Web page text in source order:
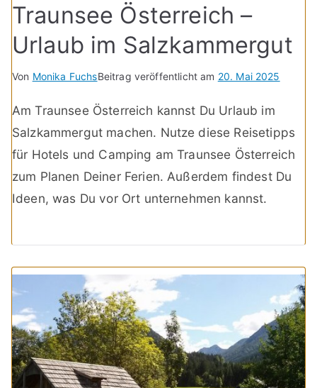
Traunsee Österreich –
Urlaub im Salzkammergut
Von Monika FuchsBeitrag veröffentlicht am 20. Mai 2025
Am Traunsee Österreich kannst Du Urlaub im
Salzkammergut machen. Nutze diese Reisetipps
für Hotels und Camping am Traunsee Österreich
zum Planen Deiner Ferien. Außerdem findest Du
Ideen, was Du vor Ort unternehmen kannst.